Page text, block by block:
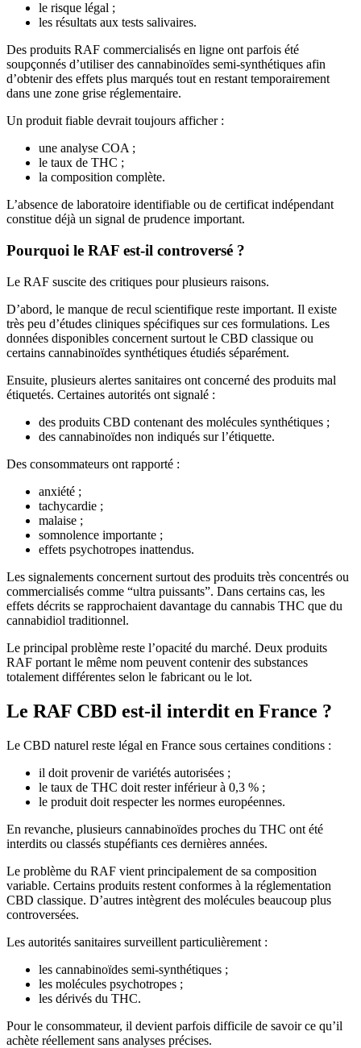
le risque légal ;
les résultats aux tests salivaires.
Des produits RAF commercialisés en ligne ont parfois été
soupçonnés d’utiliser des cannabinoïdes semi-synthétiques afin
d’obtenir des effets plus marqués tout en restant temporairement
dans une zone grise réglementaire.
Un produit fiable devrait toujours afficher :
une analyse COA ;
le taux de THC ;
la composition complète.
L’absence de laboratoire identifiable ou de certificat indépendant
constitue déjà un signal de prudence important.
Pourquoi le RAF est-il controversé ?
Le RAF suscite des critiques pour plusieurs raisons.
D’abord, le manque de recul scientifique reste important. Il existe
très peu d’études cliniques spécifiques sur ces formulations. Les
données disponibles concernent surtout le CBD classique ou
certains cannabinoïdes synthétiques étudiés séparément.
Ensuite, plusieurs alertes sanitaires ont concerné des produits mal
étiquetés. Certaines autorités ont signalé :
des produits CBD contenant des molécules synthétiques ;
des cannabinoïdes non indiqués sur l’étiquette.
Des consommateurs ont rapporté :
anxiété ;
tachycardie ;
malaise ;
somnolence importante ;
effets psychotropes inattendus.
Les signalements concernent surtout des produits très concentrés ou
commercialisés comme “ultra puissants”. Dans certains cas, les
effets décrits se rapprochaient davantage du cannabis THC que du
cannabidiol traditionnel.
Le principal problème reste l’opacité du marché. Deux produits
RAF portant le même nom peuvent contenir des substances
totalement différentes selon le fabricant ou le lot.
Le RAF CBD est-il interdit en France ?
Le CBD naturel reste légal en France sous certaines conditions :
il doit provenir de variétés autorisées ;
le taux de THC doit rester inférieur à 0,3 % ;
le produit doit respecter les normes européennes.
En revanche, plusieurs cannabinoïdes proches du THC ont été
interdits ou classés stupéfiants ces dernières années.
Le problème du RAF vient principalement de sa composition
variable. Certains produits restent conformes à la réglementation
CBD classique. D’autres intègrent des molécules beaucoup plus
controversées.
Les autorités sanitaires surveillent particulièrement :
les cannabinoïdes semi-synthétiques ;
les molécules psychotropes ;
les dérivés du THC.
Pour le consommateur, il devient parfois difficile de savoir ce qu’il
achète réellement sans analyses précises.